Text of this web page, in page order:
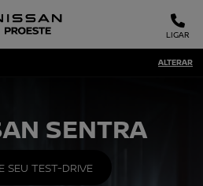
LIGAR
ALTERAR
SENTRA
SEU TEST-DRIVE